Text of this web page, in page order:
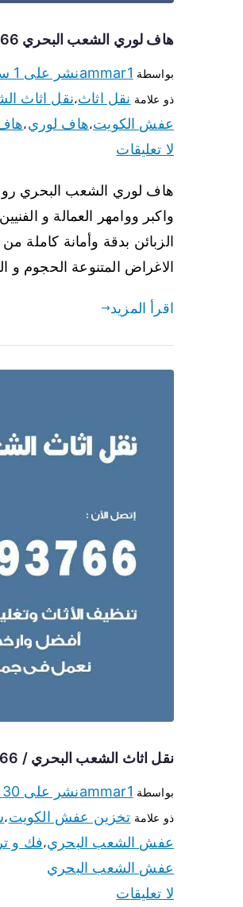
هاف لوري الشعب البحري 50993766 هاف لوري نقل عفش الشعب البحري
بواسطة ammar1نشر على 1 سبتمبر، 2020
ذو علامة نقل اثاث،نقل اثاث
عفش الكويت،هاف لوري،
لا تعليقات
هاف لوري الشعب البحري
واكبر ووامهر العمالة و
الزبائن بدقة وأمانة كاملة
الاغراض المتنوعة الحجوم و
اقرأ المزيد
نقل اثاث الشعب البحري / 50993766 / نقل وتركيب عفش الكويت
بواسطة ammar1نشر على 30 أغسطس، 2020
ذو علامة تخزين عفش الكويت،
عفش الشعب البحري،فك و
عفش الشعب البحري
لا تعليقات